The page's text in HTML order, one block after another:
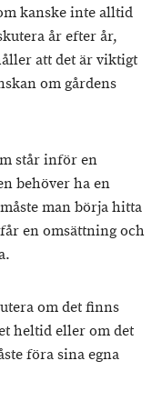
kanske inte alltid
år efter år,
att det är viktigt
om gårdens
står inför en
behöver ha en
man börja hitta
en omsättning och
om det finns
heltid eller om det
föra sina egna